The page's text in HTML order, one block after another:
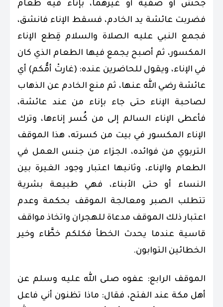
جحش أو صفية أو غيرهما، بإناء فيه طعام
فضربت عائشة يد الخادم، فسقط الإناء فانشق،
فجمع النبي عليه الصلاة والسلام قِطع الإناء
المكسور، ثم أصبح يجمع فيها الطعام الذي كان
في الإناء، ويقول للحاضرين عنده: (غارتْ ‌أمُّكم) أي
عائشة رضي الله عنها، ثم منع الخادم عن الذهاب
لصاحبة الإناء حتى جاء بإناء من عند عائشة،
فأعطى الإناء السالم إلى من كُسر إناءها، وترك
الإناء المكسور في بيت من كسرته، هذا الموقف
التربوي من فوائده، الجزاء من جنس العمل في
الطعام والإناء، وثانيها اعتبار وجود الغيرة بين
النساء أو حتى الأبناء، فهي طبيعة بشرية
تتطلب الصبر ومعالجة الموقف بحكمة وعدم
اعتبار ذلك الموقف مدعاة للهجران واتخاذ مواقف
قاسية عندما يحدث الخطأ فكلكم خطَّاء وخير
الخطائين التوابون.
الموقف الرابع: عفوه صلى الله عليه وسلم عن
أهل مكة عند الفتح، فقال: ماذا تظنون أني فاعل